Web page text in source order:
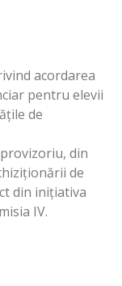
acordarea
pentru elevii
de
din
de
din inițiativa
IV.